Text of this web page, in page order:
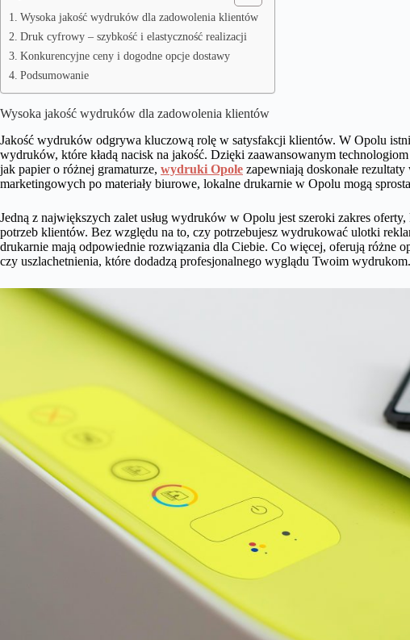
Wysoka jakość wydruków dla zadowolenia klientów
Druk cyfrowy – szybkość i elastyczność realizacji
Konkurencyjne ceny i dogodne opcje dostawy
Podsumowanie
Wysoka jakość wydruków dla zadowolenia klientów
Jakość wydruków odgrywa kluczową rolę w satysfakcji klientów. W Opolu
wydruków, które kładą nacisk na jakość. Dzięki zaawansowanym
jak papier o różnej gramaturze, wydruki Opole zapewniają doskonałe
marketingowych po materiały biurowe, lokalne drukarnie w Opolu mogą
Jedną z największych zalet usług wydruków w Opolu jest szeroki zakres
potrzeb klientów. Bez względu na to, czy potrzebujesz wydrukować ulotki
drukarnie mają odpowiednie rozwiązania dla Ciebie. Co więcej, oferują różne
czy uszlachetnienia, które dodadzą profesjonalnego wyglądu Twoim wydrukom.